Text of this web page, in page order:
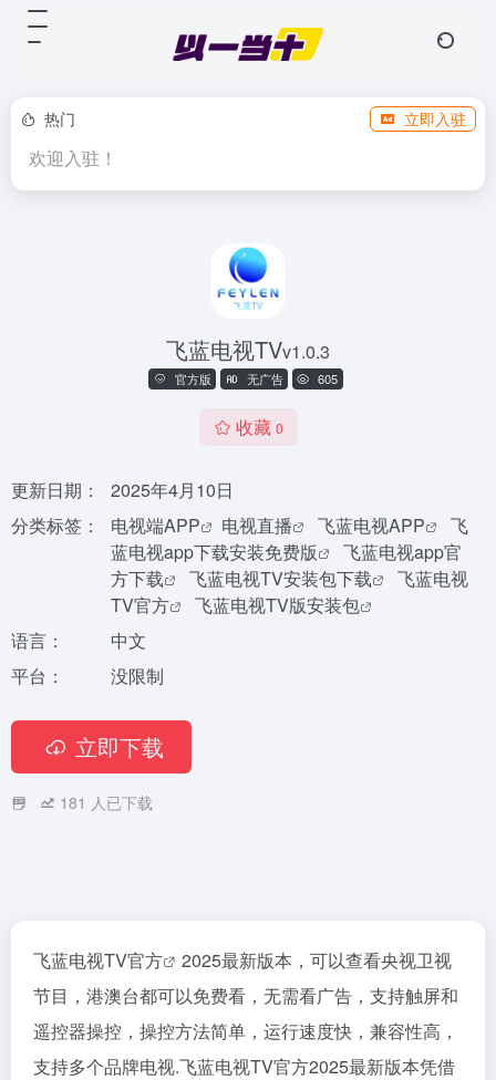
热门 立即入驻
欢迎入驻！
飞蓝电视TVv1.0.3
官方版 无广告 605
收藏 0
更新日期：
2025年4月10日
分类标签：
电视端APP 电视直播 飞蓝电视APP
飞
蓝电视app下载安装免费版
飞蓝电视app官
方下载
飞蓝电视TV安装包下载
飞蓝电视
TV官方
飞蓝电视TV版安装包
语言：
中文
平台：
没限制
立即下载
181 人已下载
飞蓝电视TV官方
2025最新版本，可以查看央视卫视
节目，港澳台都可以免费看，无需看广告，支持触屏和
遥控器操控，操控方法简单，运行速度快，兼容性高，
支持多个品牌电视.飞蓝电视TV官方2025最新版本凭借